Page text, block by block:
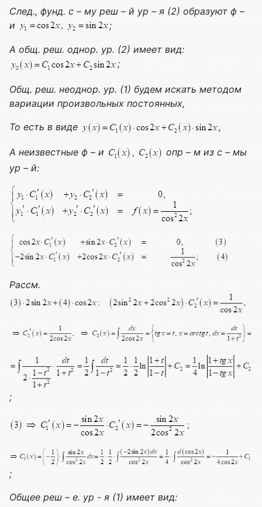
След., фунд. с – му реш – й ур – я (2) образуют ф –
и
;
А общ. реш. однор. ур. (2) имеет вид:
;
Общ. реш. неоднор. ур. (1) будем искать методом
вариации произвольных постоянных,
То есть в виде
,
А неизвестные ф – и
опр – м из с – мы
ур – й:
Рассм.
;
;
Общее реш – е. ур - я (1) имеет вид: